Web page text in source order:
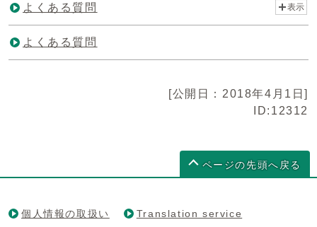
よくある質問 表示
よくある質問
[公開日：2018年4月1日]
ID:12312
ページの先頭へ戻る
個人情報の取扱い Translation service